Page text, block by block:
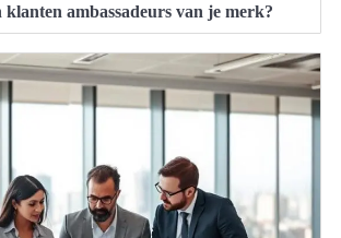
klanten ambassadeurs van je merk?